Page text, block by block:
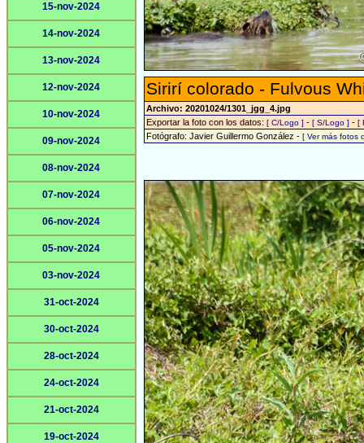
15-nov-2024
14-nov-2024
13-nov-2024
12-nov-2024
10-nov-2024
09-nov-2024
08-nov-2024
07-nov-2024
06-nov-2024
05-nov-2024
03-nov-2024
31-oct-2024
30-oct-2024
28-oct-2024
24-oct-2024
21-oct-2024
19-oct-2024
Sirirí colorado - Fulvous
Archivo: 20201024/1301_jgg_4.jpg
Exportar la foto con los datos: [ C/Logo ] - [ S/Logo ] - [
Fotógrafo: Javier Guillermo González - [ Ver más fotos